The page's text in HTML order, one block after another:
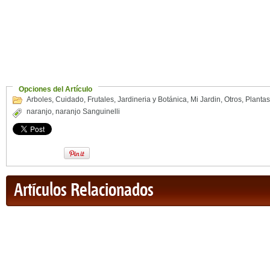
Opciones del Artículo
Arboles, Cuidado, Frutales, Jardineria y Botánica, Mi Jardin, Otros, Plantas
naranjo, naranjo Sanguinelli
Artículos Relacionados